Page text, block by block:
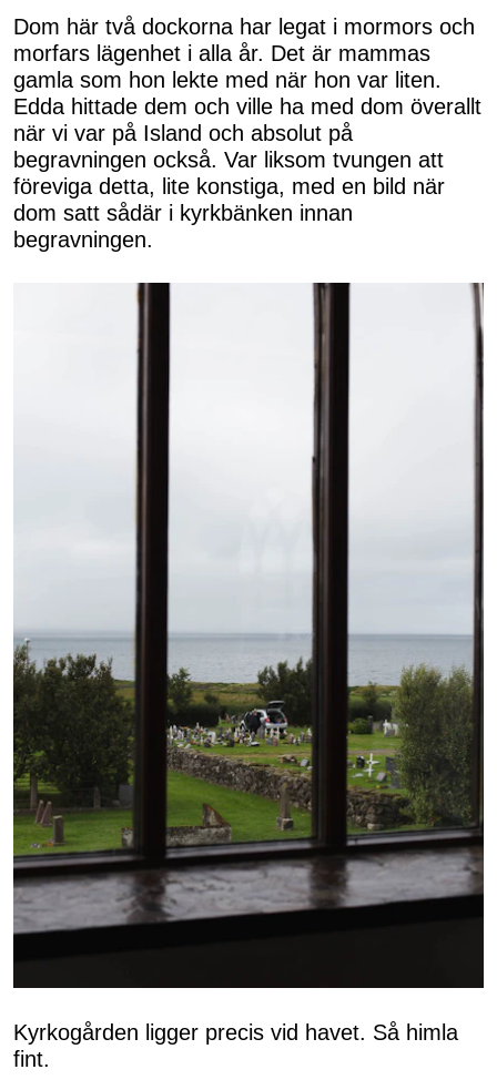
Dom här två dockorna har legat i mormors och
morfars lägenhet i alla år. Det är mammas
gamla som hon lekte med när hon var liten.
Edda hittade dem och ville ha med dom överallt
när vi var på Island och absolut på
begravningen också. Var liksom tvungen att
föreviga detta, lite konstiga, med en bild när
dom satt sådär i kyrkbänken innan
begravningen.
Kyrkogården ligger precis vid havet. Så himla
fint.